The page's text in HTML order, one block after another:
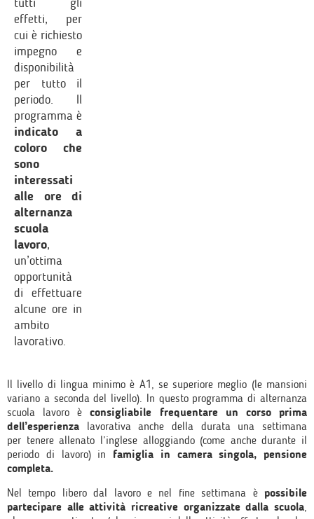
effetti, per
cui è richiesto
impegno e
disponibilità
per tutto il
periodo. Il
programma è
indicato a
coloro che
sono
interessati
alle ore di
alternanza
scuola
lavoro,
un’ottima
opportunità
di effettuare
alcune ore in
ambito
lavorativo.
Il livello di lingua minimo è A1, se superiore meglio (le mansioni
variano a seconda del livello). In questo programma di alternanza
scuola lavoro èconsigliabile frequentare un corso prima
dell’esperienza lavorativa anche della durata una settimana
per tenere allenato l’inglese alloggiando (come anche durante il
periodo di lavoro) in famiglia in camera singola, pensione
completa.
Nel tempo libero dal lavoro e nel fine settimana è possibile
partecipare alle attività ricreative organizzate dalla scuola,